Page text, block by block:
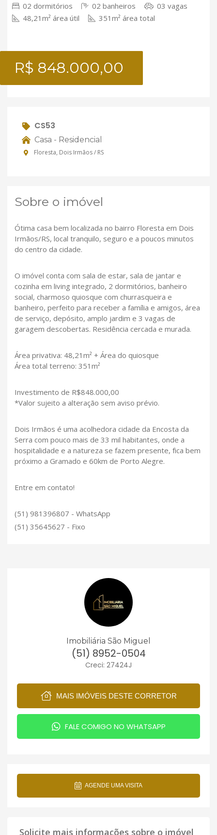
02 dormitórios 02 banheiros
03 vagas
48,21m² área útil
351m² área total
R$ 848.000,00
CS53
Casa - Residencial
Floresta, Dois Irmãos / RS
Sobre o imóvel
Ótima casa bem localizada no bairro Floresta em Dois
Irmãos/RS, local tranquilo, seguro e a poucos minutos
do centro da cidade.
O imóvel conta com sala de estar, sala de jantar e
cozinha em living integrado, 2 dormitórios, banheiro
social, charmoso quiosque com churrasqueira e
banheiro, perfeito para receber a família e amigos, área
de serviço, depósito, amplo jardim e 3 vagas de
garagem descobertas. Residência cercada e murada.
Área privativa: 48,21m² + Área do quiosque
Área total terreno: 351m²
Investimento de R$848.000,00
*Valor sujeito a alteração sem aviso prévio.
Dois Irmãos é uma acolhedora cidade da Encosta da
Serra com pouco mais de 33 mil habitantes, onde a
hospitalidade e a natureza se fazem presente, fica bem
próximo a Gramado e 60km de Porto Alegre.
Entre em contato!
(51) 981396807 - WhatsApp
(51) 35645627 - Fixo
Imobiliária São Miguel
(51) 8952-0504
Creci: 27424J
MAIS IMÓVEIS DESTE CORRETOR
FALE COMIGO NO WHATSAPP
AGENDE UMA VISITA
Solicite mais informações sobre o imóvel